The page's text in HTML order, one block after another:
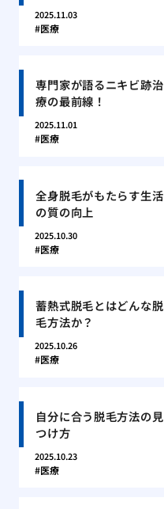
2025.11.03
医療
専門家が語るニキビ跡治
療の最前線！
2025.11.01
医療
全身脱毛がもたらす生活
の質の向上
2025.10.30
医療
蓄熱式脱毛とはどんな脱
毛方法か？
2025.10.26
医療
自分に合う脱毛方法の見
つけ方
2025.10.23
医療